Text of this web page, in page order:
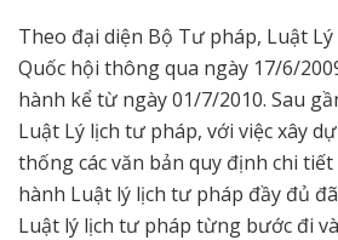
Theo đại diện Bộ Tư pháp, Luật
Quốc hội thông qua ngày 17/6/
hành kể từ ngày 01/7/2010. Sau
Luật Lý lịch tư pháp, với việc xây
thống các văn bản quy định chi
hành Luật lý lịch tư pháp đầy đủ
Luật lý lịch tư pháp từng bước đi